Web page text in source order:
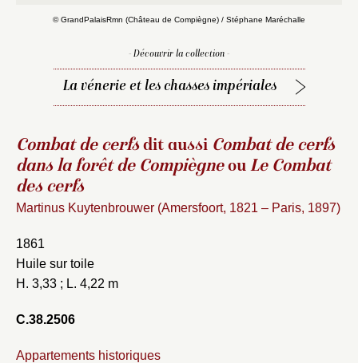
© GrandPalaisRmn (Château de Compiègne) / Stéphane Maréchalle
- Découvrir la collection -
La vénerie et les chasses impériales
Combat de cerfsdit aussi Combat de cerfs
dans la forêt de Compiègneou Le Combat
des cerfs
Martinus Kuytenbrouwer (Amersfoort, 1821 – Paris, 1897)
1861
Huile sur toile
H. 3,33 ; L. 4,22 m
C.38.2506
Appartements historiques